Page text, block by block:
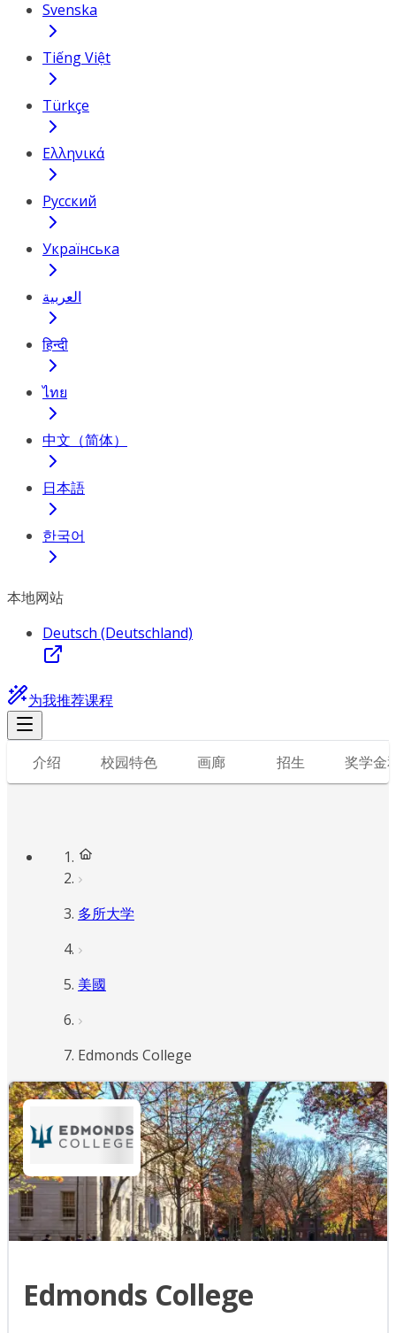
Svenska
Tiếng Việt
Türkçe
Ελληνικά
Русский
Українська
العربية
हिन्दी
ไทย
中文（简体）
日本語
한국어
本地网站
Deutsch (Deutschland)
为我推荐课程
介绍 校园特色 画廊 招生 奖学金
多所大学
美國
Edmonds College
Edmonds College